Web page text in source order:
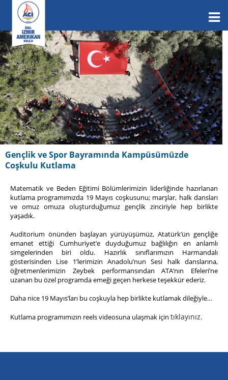
Gençlik ve Spor Bayramında Kampüsümüzde
Coşkulu Kutlama
Matematik ve Beden Eğitimi Bölümlerimizin liderliğinde hazırlanan
kutlama programımızda 19 Mayıs coşkusunu; marşlar, halk dansları
ve omuz omuza oluşturduğumuz gençlik zinciriyle hep birlikte
yaşadık.
Auditorium önünden başlayan yürüyüşümüz, Atatürk’ün gençliğe
emanet ettiği Cumhuriyet’e duyduğumuz bağlılığın en anlamlı
simgelerinden biri oldu. Hazırlık sınıflarımızın Harmandalı
gösterisinden Lise 1’lerimizin Anadolu’nun Sesi halk danslarına,
öğretmenlerimizin Zeybek performansından ATA’nın Efeleri’ne
uzanan bu özel programda emeği geçen herkese teşekkür ederiz.
Daha nice 19 Mayıs’ları bu coşkuyla hep birlikte kutlamak dileğiyle…
Kutlama programımızın reels videosuna ulaşmak için tıklayınız.